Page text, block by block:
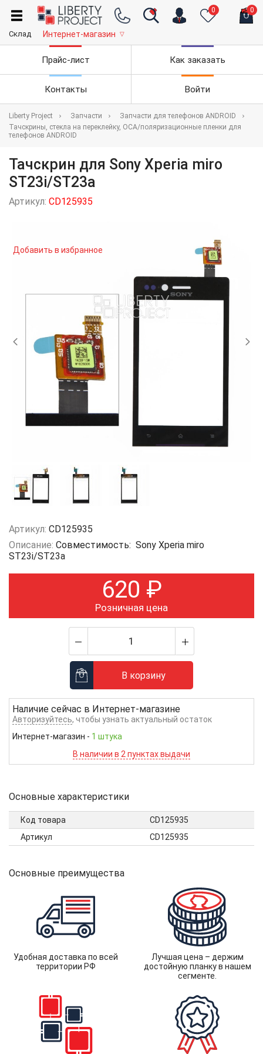
0 0
Склад Интернет-магазин ▽
Прайс-лист Как заказать
Контакты Войти
Liberty Project Запчасти
Запчасти для телефонов ANDROID
Тачскрины, стекла на переклейку, OCA/поляризационные пленки для
телефонов ANDROID
Тачскрин для Sony Xperia miro
ST23i/ST23a
Артикул: CD125935
Добавить в избранное
Артикул: CD125935
Описание: Совместимость: Sony Xperia miro
ST23i/ST23a
620 ₽
Розничная цена
В корзину
Наличие сейчас в Интернет-магазине
Авторизуйтесь, чтобы узнать актуальный остаток
Интернет-магазин - 1 штука
В наличии в 2 пунктах выдачи
Основные характеристики
Код товара
CD125935
Артикул
CD125935
Основные преимущества
Удобная доставка по всей
территории РФ
Лучшая цена – держим
достойную планку в нашем
сегменте.